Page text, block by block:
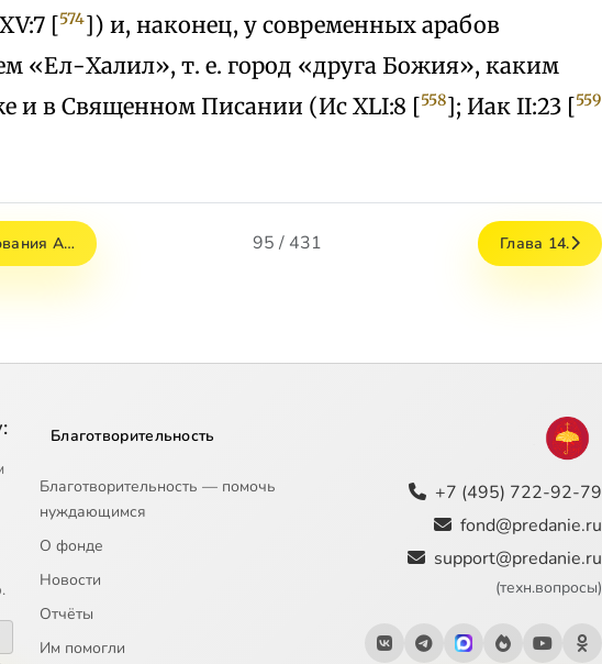
[574]) и, наконец, у современных арабов
«Ел-Халил», т. е. город «друга Божия», каким
и в Священном Писании (Ис XLI:8 [558]; Иак II:23 [559
А… 95 / 431 Глава 14.
Благотворительность
Благотворительность — помочь
нуждающимся
О фонде
Новости
Отчёты
Им помогли
+7 (495) 722-92-79
fond@predanie.ru
support@predanie.ru
(техн.вопросы)